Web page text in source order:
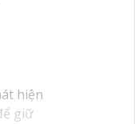
hiện
giữ